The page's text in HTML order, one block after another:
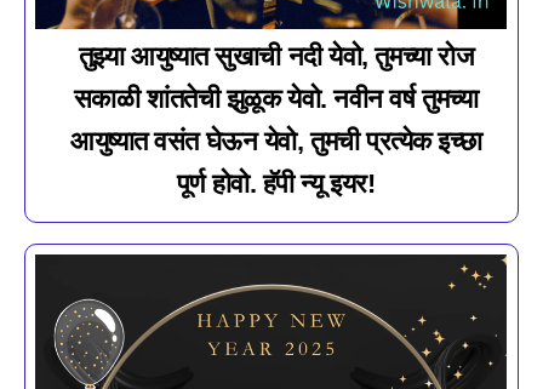
तुझ्या आयुष्यात सुखाची नदी येवो, तुमच्या रोज
सकाळी शांततेची झुळूक येवो. नवीन वर्ष तुमच्या
आयुष्यात वसंत घेऊन येवो, तुमची प्रत्येक इच्छा
पूर्ण होवो. हॅपी न्यू इयर!